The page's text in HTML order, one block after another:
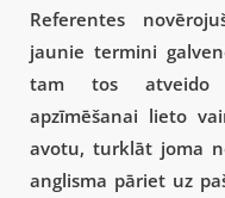
Referentes
jaunie termini
tam tos atveido
apzīmēšanai lieto
avotu, turklāt joma
anglisma pāriet uz